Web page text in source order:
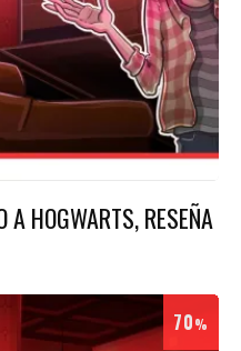
A HOGWARTS, RESEÑA
70%